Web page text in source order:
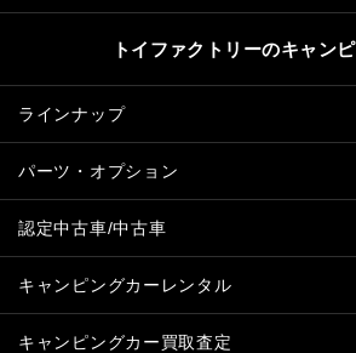
トイファクトリーのキャン
ラインナップ
パーツ・オプション
認定中古車/中古車
キャンピングカーレンタル
キャンピングカー買取査定